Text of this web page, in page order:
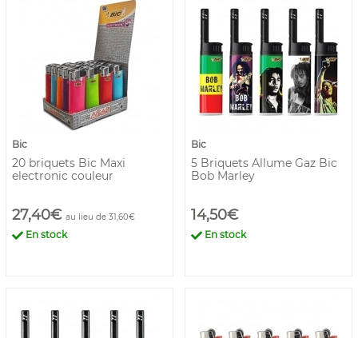
Bic
20 briquets Bic Maxi
electronic couleur
27,40€ au lieu de 31,60€
En stock
Bic
5 Briquets Allume Gaz Bic
Bob Marley
14,50€
En stock